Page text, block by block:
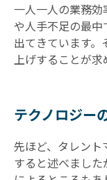
一人一人の業務
や人手不足の最
出てきています
上げすることが求
テクノロジー
先ほど、タレン
すると述べまし